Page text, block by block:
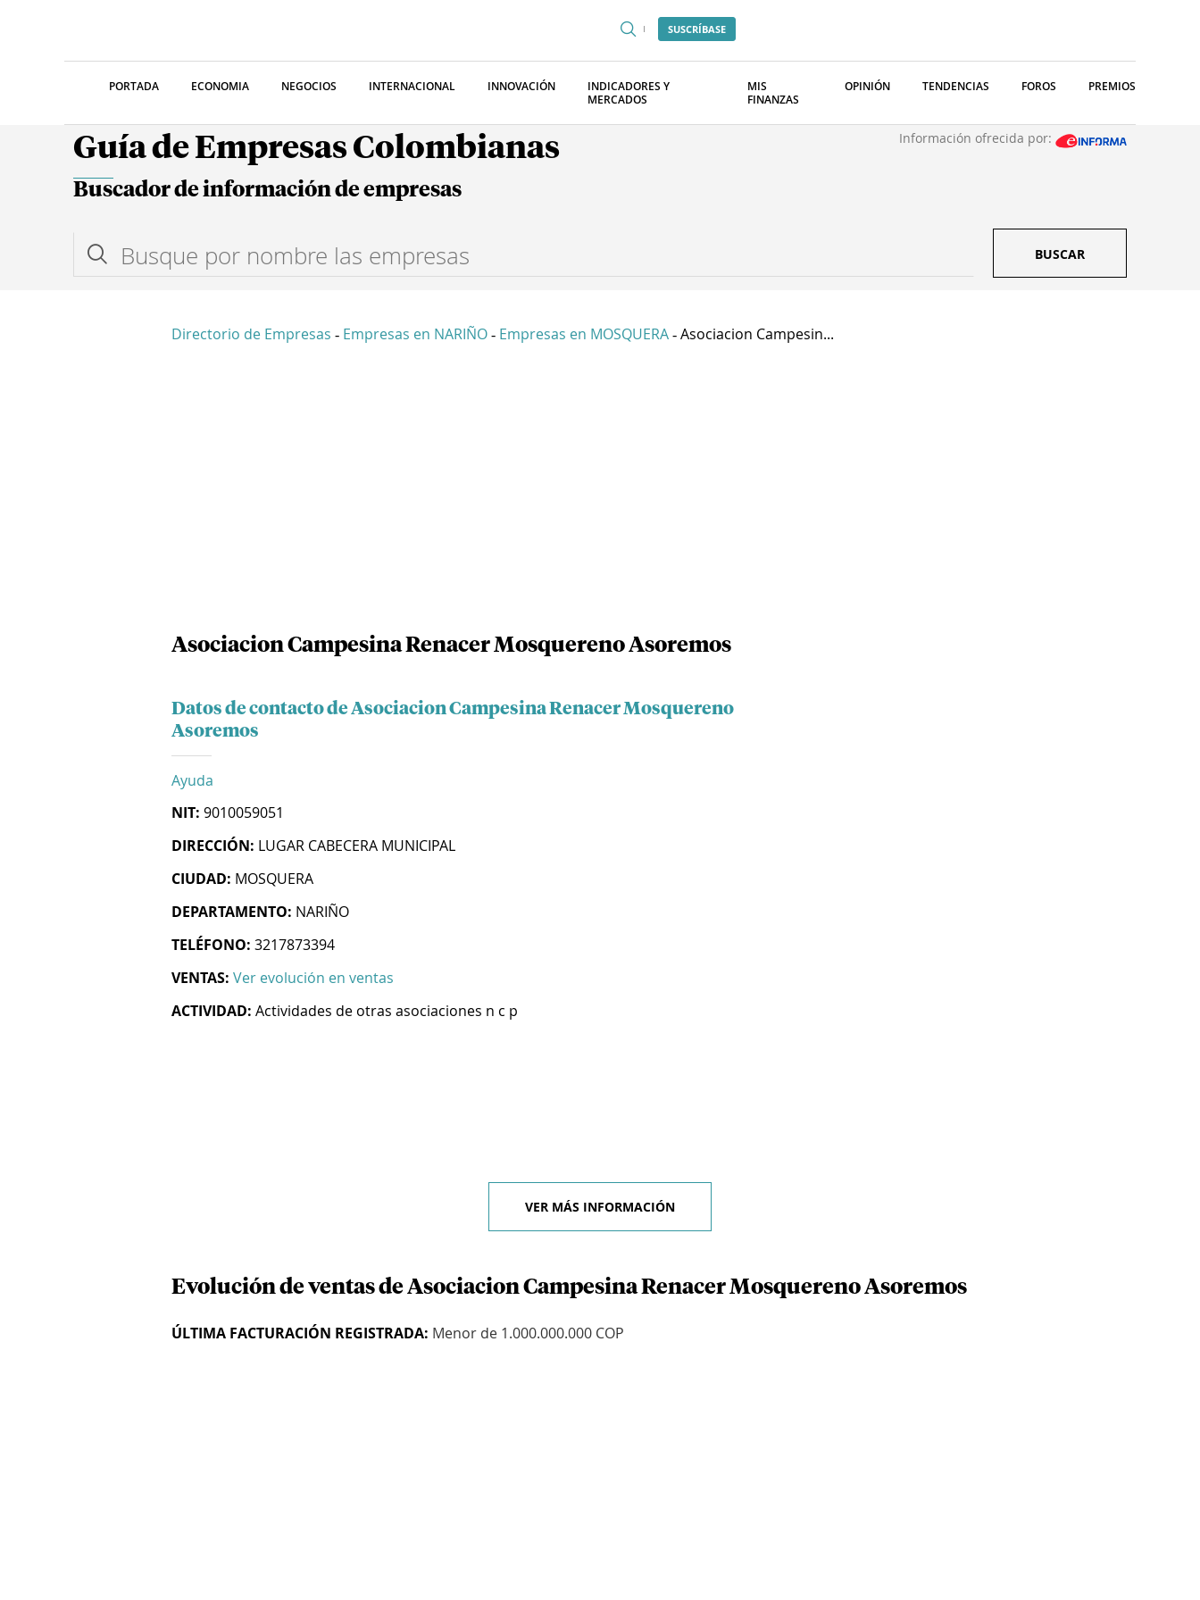
SUSCRÍBASE
PORTADA ECONOMIA NEGOCIOS INTERNACIONAL INNOVACIÓN
INDICADORES Y
MERCADOS
MIS
FINANZAS
OPINIÓN TENDENCIAS FOROS PREMIOS
Guía de Empresas Colombianas Información ofrecida por:
Buscador de información de empresas
BUSCAR
Directorio de Empresas - Empresas en NARIÑO - Empresas en MOSQUERA - Asociacion Campesin...
Asociacion Campesina Renacer Mosquereno Asoremos
Datos de contacto de Asociacion Campesina Renacer Mosquereno
Asoremos
Ayuda
NIT: 9010059051
DIRECCIÓN: LUGAR CABECERA MUNICIPAL
CIUDAD: MOSQUERA
DEPARTAMENTO: NARIÑO
TELÉFONO: 3217873394
VENTAS: Ver evolución en ventas
ACTIVIDAD: Actividades de otras asociaciones n c p
VER MÁS INFORMACIÓN
Evolución de ventas de Asociacion Campesina Renacer Mosquereno Asoremos
ÚLTIMA FACTURACIÓN REGISTRADA: Menor de 1.000.000.000 COP